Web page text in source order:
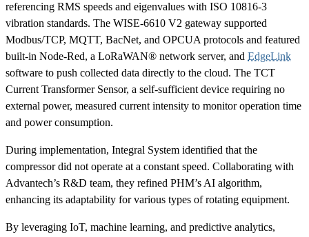
referencing RMS speeds and eigenvalues with ISO 10816-3
vibration standards. The WISE-6610 V2 gateway supported
Modbus/TCP, MQTT, BacNet, and OPCUA protocols and featured
built-in Node-Red, a LoRaWAN® network server, and EdgeLink
software to push collected data directly to the cloud. The TCT
Current Transformer Sensor, a self-sufficient device requiring no
external power, measured current intensity to monitor operation time
and power consumption.
During implementation, Integral System identified that the
compressor did not operate at a constant speed. Collaborating with
Advantech’s R&D team, they refined PHM’s AI algorithm,
enhancing its adaptability for various types of rotating equipment.
By leveraging IoT, machine learning, and predictive analytics,